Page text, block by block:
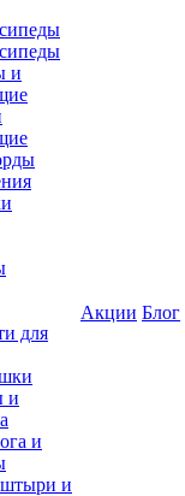
для
и
и
и
Акции Блог